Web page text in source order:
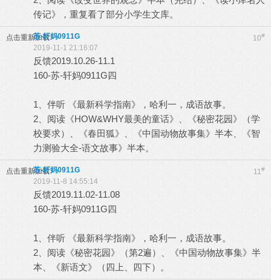
传记》，重复看了部分小学生文库。
点击重新加载 10#
苏-轩妈0911G
2019-11-1 21:16:07
反馈2019.10.26-11.1
160-苏-轩妈0911G四
1、伴听 《最新科学指南》，哈利一，成语故事。
2、阅读《HOW&WHY最美的童话》、《秘密花园》（学
校要求）、《春田狐》、《中国动物故事集》半本、《智
力测验大全-语文故事》半本。
点击重新加载 11#
苏-轩妈0911G
2019-11-8 14:55:14
反馈2019.11.02-11.08
160-苏-轩妈0911G四
1、伴听 《最新科学指南》，哈利一，成语故事。
2、阅读《秘密花园》（第2遍）、《中国动物故事集》半
本、《新语文》（四上、四下）。